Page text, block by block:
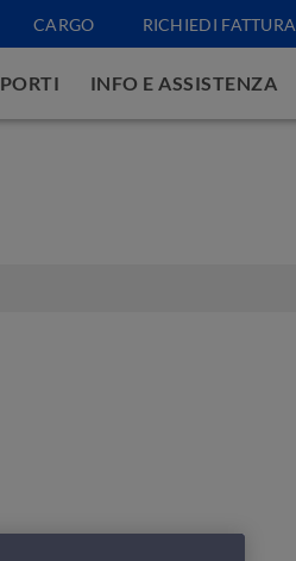
CARGO RICHIEDI FATTURA
PORTI INFO E ASSISTENZA